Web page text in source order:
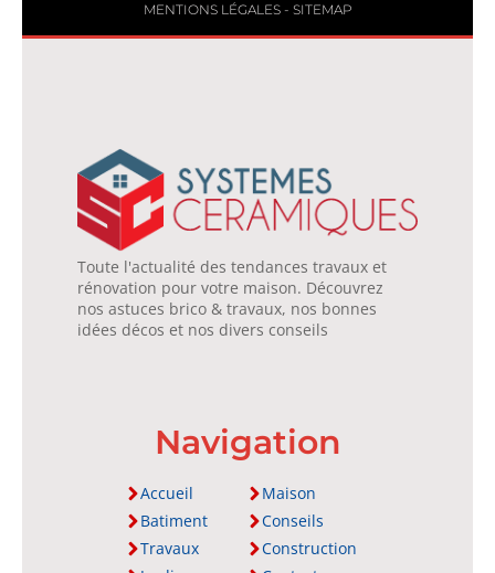
MENTIONS LÉGALES- SITEMAP
Toute l'actualité des tendances travaux et
rénovation pour votre maison. Découvrez
nos astuces brico & travaux, nos bonnes
idées décos et nos divers conseils
Navigation
Accueil
Batiment
Travaux
Maison
Conseils
Construction